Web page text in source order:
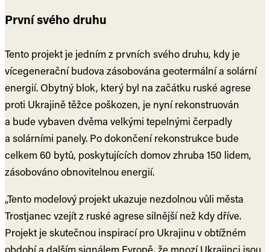
První svého druhu
Tento projekt je jedním z prvních svého druhu, kdy je
vícegenerační budova zásobována geotermální a solární
energií. Obytný blok, který byl na začátku ruské agrese
proti Ukrajině těžce poškozen, je nyní rekonstruován
a bude vybaven dvěma velkými tepelnými čerpadly
a solárními panely. Po dokončení rekonstrukce bude
celkem 60 bytů, poskytujících domov zhruba 150 lidem,
zásobováno obnovitelnou energií.
„Tento modelový projekt ukazuje nezdolnou vůli města
Trostjanec vzejít z ruské agrese silnější než kdy dříve.
Projekt je skutečnou inspirací pro Ukrajinu v obtížném
období a dalším signálem Evropě, že mnozí Ukrajinci jsou